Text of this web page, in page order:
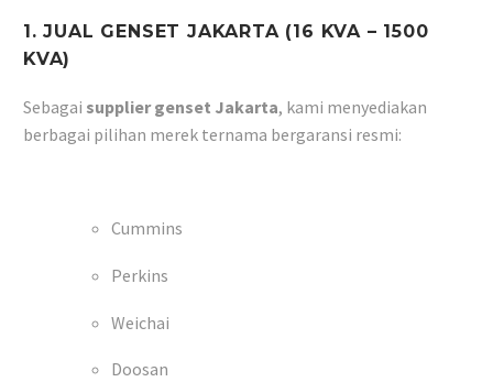
1. JUAL GENSET JAKARTA (16 KVA – 1500
KVA)
Sebagai supplier genset Jakarta, kami menyediakan
berbagai pilihan merek ternama bergaransi resmi:
Cummins
Perkins
Weichai
Doosan